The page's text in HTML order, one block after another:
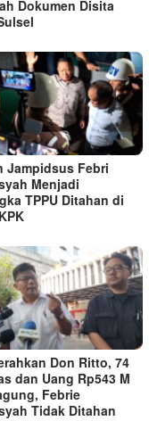
Dokumen Disita
Jampidsus Febri
Menjadi
TPPU Ditahan di
Don Ritto, 74
dan Uang Rp543 M
Febrie
Tidak Ditahan